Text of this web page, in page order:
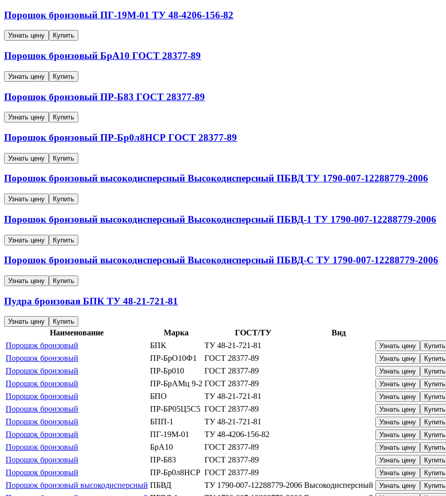
Порошок бронзовый ПГ-19М-01 ТУ 48-4206-156-82
Узнать цену Купить
Порошок бронзовый БрА10 ГОСТ 28377-89
Узнать цену Купить
Порошок бронзовый ПР-Б83 ГОСТ 28377-89
Узнать цену Купить
Порошок бронзовый ПР-Бр0л8НСР ГОСТ 28377-89
Узнать цену Купить
Порошок бронзовый высокодисперсный Высокодисперсный ПБВД ТУ 1790-007-12288779-2006
Узнать цену Купить
Порошок бронзовый высокодисперсный Высокодисперсный ПБВД-1 ТУ 1790-007-12288779-2006
Узнать цену Купить
Порошок бронзовый высокодисперсный Высокодисперсный ПБВД-С ТУ 1790-007-12288779-2006
Узнать цену Купить
Пудра бронзовая БПК ТУ 48-21-721-81
Узнать цену Купить
Наименование Марка ГОСТ/ТУ
Вид
Порошок бронзовый
БПК ТУ 48-21-721-81 Узнать цену Купить
Порошок бронзовый ПР-БрО10Ф1 ГОСТ 28377-89 Узнать цену Купить
Порошок бронзовый ПР-Бр010 ГОСТ 28377-89 Узнать цену Купить
Порошок бронзовый ПР-БрАМц 9-2 ГОСТ 28377-89 Узнать цену Купить
Порошок бронзовый БПО ТУ 48-21-721-81 Узнать цену Купить
Порошок бронзовый ПР-БР05Ц5С5 ГОСТ 28377-89 Узнать цену Купить
Порошок бронзовый БПП-1 ТУ 48-21-721-81 Узнать цену Купить
Порошок бронзовый ПГ-19М-01 ТУ 48-4206-156-82 Узнать цену Купить
Порошок бронзовый БрА10 ГОСТ 28377-89 Узнать цену Купить
Порошок бронзовый ПР-Б83 ГОСТ 28377-89 Узнать цену Купить
Порошок бронзовый ПР-Бр0л8НСР ГОСТ 28377-89 Узнать цену Купить
Порошок бронзовый высокодисперсный ПБВД ТУ 1790-007-12288779-2006 Высокодисперсный Узнать цену Купить